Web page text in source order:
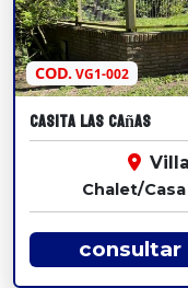
COD.VG1-002
Casita las Cañas
Chalet/Casa
consultar